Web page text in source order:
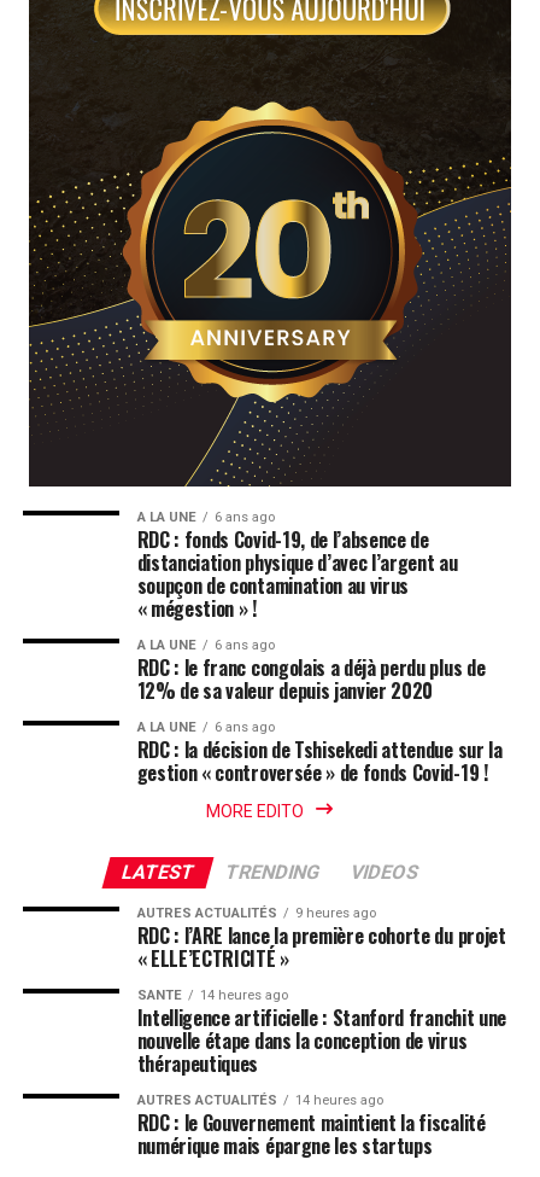
A LA UNE 6 ans ago
RDC : fonds Covid-19, de l’absence de
distanciation physique d’avec l’argent au
soupçon de contamination au virus
« mégestion » !
A LA UNE 6 ans ago
RDC : le franc congolais a déjà perdu plus de
12% de sa valeur depuis janvier 2020
A LA UNE 6 ans ago
RDC : la décision de Tshisekedi attendue sur la
gestion « controversée » de fonds Covid-19 !
MORE EDITO
LATEST TRENDING VIDEOS
AUTRES ACTUALITÉS 9 heures ago
RDC : l’ARE lance la première cohorte du projet
« ELLE’ECTRICITÉ »
SANTE 14 heures ago
Intelligence artificielle : Stanford franchit une
nouvelle étape dans la conception de virus
thérapeutiques
AUTRES ACTUALITÉS 14 heures ago
RDC : le Gouvernement maintient la fiscalité
numérique mais épargne les startups